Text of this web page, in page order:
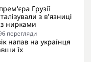
Грузії
з в'язниці
нирками
перегляди
напав на українця
їх